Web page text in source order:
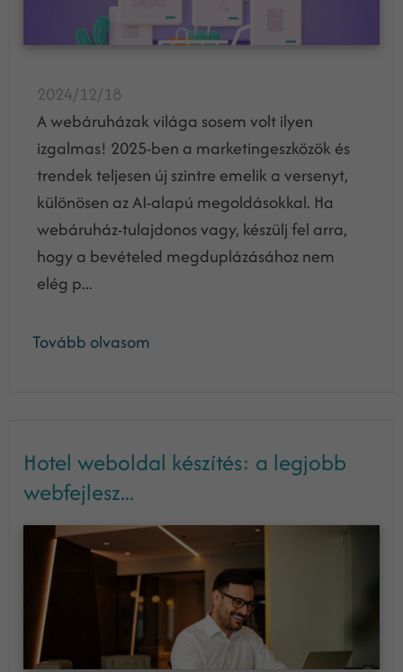
2024/12/18
A webáruházak világa sosem volt ilyen
izgalmas! 2025-ben a marketingeszközök és
trendek teljesen új szintre emelik a versenyt,
különösen az AI-alapú megoldásokkal. Ha
webáruház-tulajdonos vagy, készülj fel arra,
hogy a bevételed megduplázásához nem
elég p...
Tovább olvasom
Hotel weboldal készítés: a legjobb
webfejlesz...